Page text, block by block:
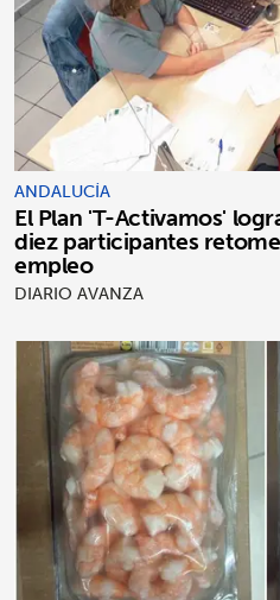
ANDALUCÍA
El Plan 'T-Activamos'
diez participantes
empleo
DIARIO AVANZA